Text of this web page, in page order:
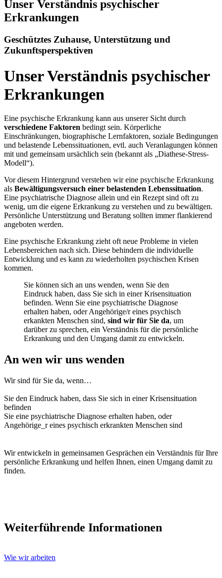
Unser Verständnis psychischer
Erkrankungen
Geschütztes Zuhause, Unterstützung und
Zukunftsperspektiven
Unser Verständnis psychischer
Erkrankungen
Eine psychische Erkrankung kann aus unserer Sicht durch
verschiedene Faktoren bedingt sein. Körperliche
Einschränkungen, biographische Lernfaktoren, soziale Bedingungen
und belastende Lebenssituationen, evtl. auch Veranlagungen können
mit und gemeinsam ursächlich sein (bekannt als „Diathese-Stress-
Modell“).
Vor diesem Hintergrund verstehen wir eine psychische Erkrankung
als Bewältigungsversuch einer belastenden Lebenssituation.
Eine psychiatrische Diagnose allein und ein Rezept sind oft zu
wenig, um die eigene Erkrankung zu verstehen und zu bewältigen.
Persönliche Unterstützung und Beratung sollten immer flankierend
angeboten werden.
Eine psychische Erkrankung zieht oft neue Probleme in vielen
Lebensbereichen nach sich. Diese behindern die individuelle
Entwicklung und es kann zu wiederholten psychischen Krisen
kommen.
Sie können sich an uns wenden, wenn Sie den
Eindruck haben, dass Sie sich in einer Krisensituation
befinden. Wenn Sie eine psychiatrische Diagnose
erhalten haben, oder Angehörige/r eines psychisch
erkankten Menschen sind, sind wir für Sie da, um
darüber zu sprechen, ein Verständnis für die persönliche
Erkrankung und den Umgang damit zu entwickeln.
An wen wir uns wenden
Wir sind für Sie da, wenn…
Sie den Eindruck haben, dass Sie sich in einer Krisensituation
befinden
Sie eine psychiatrische Diagnose erhalten haben, oder
Angehörige_r eines psychisch erkrankten Menschen sind
Wir entwickeln in gemeinsamen Gesprächen ein Verständnis für Ihre
persönliche Erkrankung und helfen Ihnen, einen Umgang damit zu
finden.
Weiterführende Informationen
Wie wir arbeiten